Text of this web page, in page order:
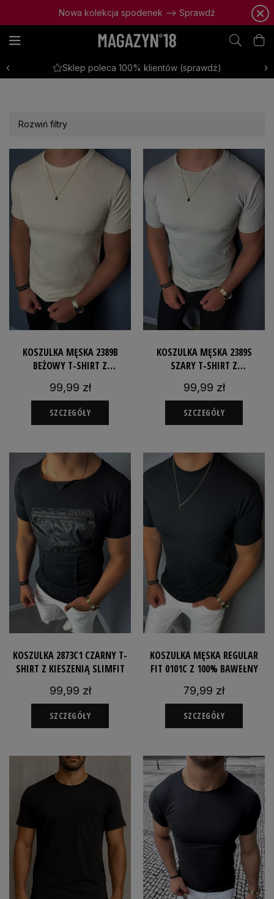
Marynarki już za 299,99zł - Sprawdź kolekcję
Wygodny zwrot w ciągu 30 dni
‹ ›
Rozwiń filtry
KOSZULKA MĘSKA 2389B
BEŻOWY T-SHIRT Z
99,99 zł
SZCZEGÓŁY
KOSZULKA MĘSKA 2389S
SZARY T-SHIRT Z
99,99 zł
SZCZEGÓŁY
KOSZULKA 2873C1 CZARNY T-
SHIRT Z KIESZENIĄ SLIMFIT
99,99 zł
SZCZEGÓŁY
KOSZULKA MĘSKA REGULAR
FIT 0101C Z 100% BAWEŁNY
79,99 zł
SZCZEGÓŁY